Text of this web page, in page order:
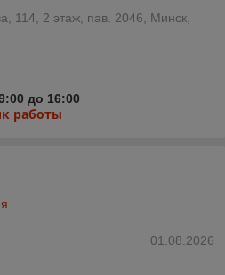
114, 2 этаж, пав. 2046, Минск,
до 16:00
работы
01.08.2026